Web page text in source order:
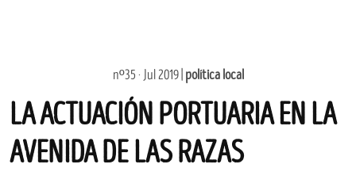
nº35 · Jul 2019 | política local
LA ACTUACIÓN PORTUARIA EN LA
AVENIDA DE LAS RAZAS